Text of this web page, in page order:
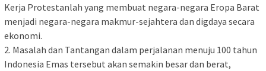
Kerja Protestanlah yang membuat negara-negara Eropa Barat
menjadi negara-negara makmur-sejahtera dan digdaya secara
ekonomi.
2. Masalah dan Tantangan dalam perjalanan menuju 100 tahun
Indonesia Emas tersebut akan semakin besar dan berat,